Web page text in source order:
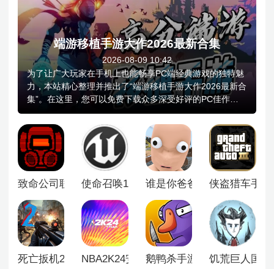
端游移植手游大作2026最新合集
2026-08-09 10:42
为了让广大玩家在手机上也能畅享PC端经典游戏的独特魅
力，本站精心整理并推出了“端游移植手游大作2026最新合
集”。在这里，您可以免费下载众多深受好评的PC佳作移
植版本，无需额外花费，即可在掌上重温那些年令人难忘
的游戏体验，合集汇聚了多款高人气、高品质的跨平台作
品，如画风独特的解谜神作《机械迷城》、风靡全球的塔
防经典《植物大战僵尸》、搞笑又烧脑的物理沙盒游戏
《人类一败涂地》，以及氛围感十足的恐怖冒险《小小梦
魇》等。
致命公司联机版使命召唤19自制版谁是你爸爸双人联机版
侠盗猎车手3
死亡扳机2中文版NBA2K24安卓版鹅鸭杀手游 饥荒巨人国